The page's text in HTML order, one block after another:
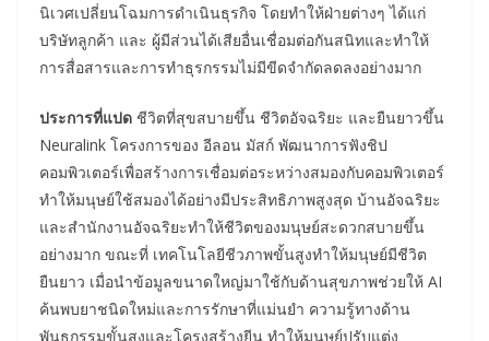
นิเวศเปลี่ยนโฉมการดำเนินธุรกิจ โดยทำให้ฝ่ายต่างๆ ได้แก่
บริษัทลูกค้า และ ผู้มีส่วนได้เสียอื่นเชื่อมต่อกันสนิทและทำให้
การสื่อสารและการทำธุรกรรมไม่มีขีดจำกัดลดลงอย่างมาก
ประการที่แปด ชีวิตที่สุขสบายขึ้น ชีวิตอัจฉริยะ และยืนยาวขึ้น
Neuralink โครงการของ อีลอน มัสก์ พัฒนาการฟังชิป
คอมพิวเตอร์เพื่อสร้างการเชื่อมต่อระหว่างสมองกับคอมพิวเตอร์
ทำให้มนุษย์ใช้สมองได้อย่างมีประสิทธิภาพสูงสุด บ้านอัจฉริยะ
และสำนักงานอัจฉริยะทำให้ชีวิตของมนุษย์สะดวกสบายขึ้น
อย่างมาก ขณะที่ เทคโนโลยีชีวภาพขั้นสูงทำให้มนุษย์มีชีวิต
ยืนยาว เมื่อนำข้อมูลขนาดใหญ่มาใช้กับด้านสุขภาพช่วยให้ AI
ค้นพบยาชนิดใหม่และการรักษาที่แม่นยำ ความรู้ทางด้าน
พันธุกรรมขั้นสูงและโครงสร้างยีน ทำให้มนุษย์ปรับแต่ง